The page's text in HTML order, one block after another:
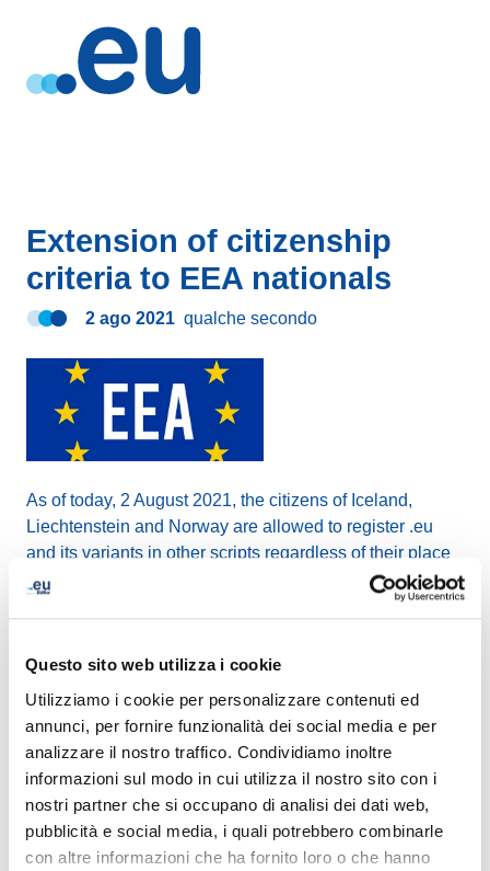
Questo sito web utilizza i cookie
Utilizziamo i cookie per personalizzare contenuti ed
annunci, per fornire funzionalità dei social media e per
analizzare il nostro traffico. Condividiamo inoltre
informazioni sul modo in cui utilizza il nostro sito con i
nostri partner che si occupano di analisi dei dati web,
pubblicità e social media, i quali potrebbero combinarle
con altre informazioni che ha fornito loro o che hanno
Extension of citizenship
criteria to EEA nationals
2 ago 2021 qualche secondo
As of today, 2 August 2021, the citizens of Iceland,
Liechtenstein and Norway are allowed to register .eu
and its variants in other scripts regardless of their place
of residence.
2019.
TheRegistration Policy and Terms and Conditions
have been amended accordingly.
condividi via LinkedInTwitterFacebook